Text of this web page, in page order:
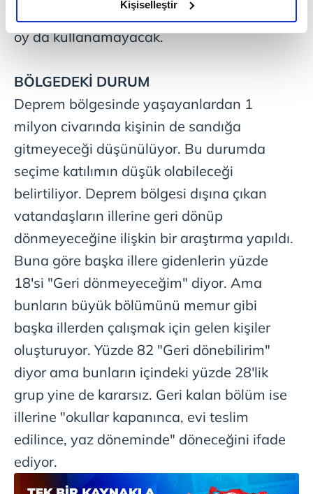
olduğunu ve sizlere en iyi içerikleri sunabilmek adına
elimizden gelen çabayı gösterdiğimizi ve bu noktada,
reklamların maliyetlerimizi karşılamak noktasında tek gelir
Her halükârda, kullanıcılar, bu çerezlere izin vermedikleri
takdirde, kullanıcılara hedefli reklamlar
gösterilmeyecektir."
Sizlere daha iyi bir hizmet sunabilmek için İnternet
Sitemizde kendimize ve üçüncü kişilere ait çerezler
kullanılmaktadır. Bu çerezler vasıtasıyla çeşitli kişisel
verileriniz işlenmekte olup gerekli olan çerezler bilgi
toplumu hizmetlerinin sunulması amacıyla
kullanılmaktadır. Diğer çerezler, sitemizin daha işlevsel
kılınması ve kişiselleştirilmesi ve sizlere yönelik
reklam/pazarlama faaliyetlerinin yapılması, amaçlarıyla
sınırlı olarak açık rızanız dahilinde kullanılacaktır.
Çerezlere ilişkin tercihlerinizi aşağıda yer alan panel
vasıtasıyla belirleyebilirsiniz. Çerezlere ilişkin detaylı bilgi
için Ayarlar butonuna tıklayabilir,Çerez Bilgilendirme
Metnimiziziyaret edebilirsiniz.
6698 sayılı Kişisel Verilerin Korunması Kanunu uyarınca
hazırlanmış Aydınlatma Metnimizi okumak ve sitemizde
ilgili mevzuata uygun olarak kullanılan çerezlerle ilgili bilgi
almak için lütfen
Kişiselleştir
üzerinde seçmen güncelleme yaptırmazsa
oy da kullanamayacak.
BÖLGEDEKİ DURUM
Deprem bölgesinde yaşayanlardan 1
milyon civarında kişinin de sandığa
gitmeyeceği düşünülüyor. Bu durumda
seçime katılımın düşük olabileceği
belirtiliyor. Deprem bölgesi dışına çıkan
vatandaşların illerine geri dönüp
dönmeyeceğine ilişkin bir araştırma yapıldı.
Buna göre başka illere gidenlerin yüzde
18'si "Geri dönmeyeceğim" diyor. Ama
bunların büyük bölümünü memur gibi
başka illerden çalışmak için gelen kişiler
oluşturuyor. Yüzde 82 "Geri dönebilirim"
diyor ama bunların içindeki yüzde 28'lik
grup yine de kararsız. Geri kalan bölüm ise
illerine "okullar kapanınca, evi teslim
edilince, yaz döneminde" döneceğini ifade
ediyor.